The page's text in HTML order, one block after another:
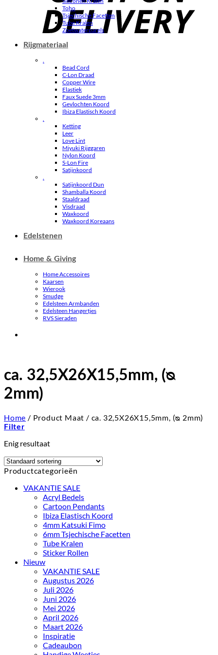
Toho
Tsjechische Facetten
Tube Kralen
Zoetwaterparels
Rijgmateriaal
.
Bead Cord
C-Lon Draad
Copper Wire
Elastiek
Faux Suede 3mm
Gevlochten Koord
Ibiza Elastisch Koord
.
Ketting
Leer
Love Lint
Miyuki Rijggaren
Nylon Koord
S-Lon Fire
Satijnkoord
.
Satijnkoord Dun
Shamballa Koord
Staaldraad
Visdraad
Waxkoord
Waxkoord Koreaans
Edelstenen
Home & Giving
Home Accessoires
Kaarsen
Wierook
Smudge
Edelsteen Armbanden
Edelsteen Hangertjes
RVS Sieraden
ca. 32,5X26X15,5mm, (ᴓ
2mm)
Home / Product Maat / ca. 32,5X26X15,5mm, (ᴓ 2mm)
Filter
Enig resultaat
Productcategorieën
VAKANTIE SALE
Acryl Bedels
Cartoon Pendants
Ibiza Elastisch Koord
4mm Katsuki Fimo
6mm Tsjechische Facetten
Tube Kralen
Sticker Rollen
Nieuw
VAKANTIE SALE
Augustus 2026
Juli 2026
Juni 2026
Mei 2026
April 2026
Maart 2026
Inspiratie
Cadeaubon